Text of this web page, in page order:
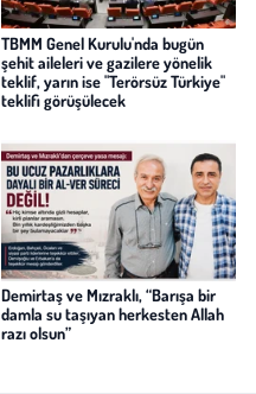
TBMM Genel Kurulu'nda bugün
şehit aileleri ve gazilere yönelik
teklif, yarın ise "Terörsüz Türkiye"
teklifi görüşülecek
Demirtaş ve Mızraklı, “Barışa bir
damla su taşıyan herkesten Allah
razı olsun”